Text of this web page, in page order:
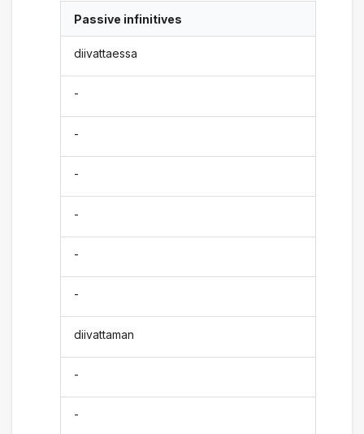
Passive infinitives
diivattaessa
-
-
-
-
-
-
diivattaman
-
-